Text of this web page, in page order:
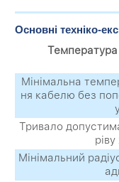
Основні техніко-
Температура
Мінімальна
ня кабелю без
Тривало
Мінімальний